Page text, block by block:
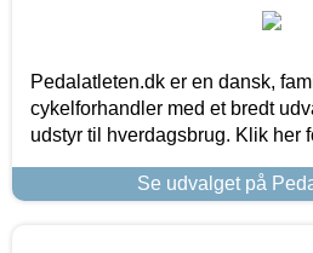
Pedalatleten.dk er en dansk,
cykelforhandler med et bredt
udstyr til hverdagsbrug. Klik her
Se udvalget på